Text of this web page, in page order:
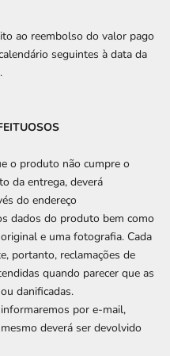
ao reembolso do valor pago
seguintes à data da
o produto não cumpre o
da entrega, deverá
do endereço
dados do produto bem como
e uma fotografia. Cada
portanto, reclamações de
quando parecer que as
danificadas.
por e-mail,
deverá ser devolvido